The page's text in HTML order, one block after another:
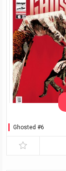
Ghosted #6